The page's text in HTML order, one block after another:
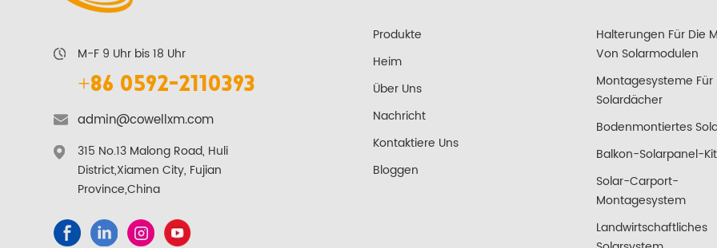
M-F 9 Uhr bis 18 Uhr
+86 0592-2110393
admin@cowellxm.com
315 No.13 Malong Road, Huli
District,Xiamen City, Fujian
Province,China
Produkte
Heim
Über Uns
Nachricht
Kontaktiere Uns
Bloggen
Halterungen Für Die
Von Solarmodulen
Montagesysteme Für
Solardächer
Bodenmontiertes
Balkon-Solarpanel-Kit
Solar-Carport-
Montagesystem
Landwirtschaftliches